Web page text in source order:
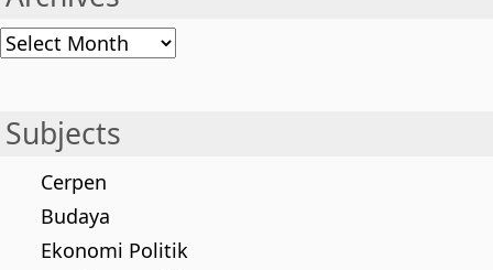
Archives
Subjects
Cerpen
Budaya
Ekonomi Politik